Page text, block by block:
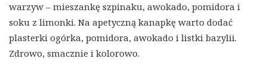
warzyw – mieszankę szpinaku, awokado, pomidora i
soku z limonki. Na apetyczną kanapkę warto dodać
plasterki ogórka, pomidora, awokado i listki bazylii.
Zdrowo, smacznie i kolorowo.